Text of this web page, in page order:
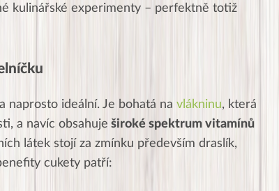
kulinářské experimenty – perfektně totiž
naprosto ideální. Je bohatá na vlákninu, která
a navíc obsahuje široké spektrum vitamínů
látek stojí za zmínku především draslík,
cukety patří: